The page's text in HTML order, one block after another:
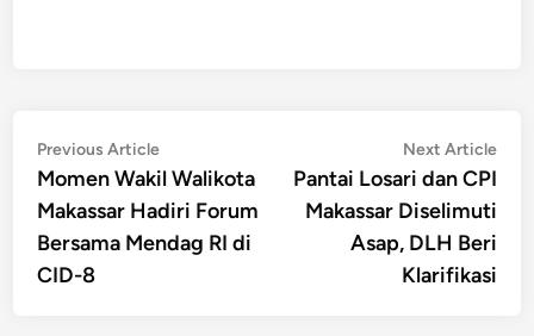
Post
navigation
Previous ArticlePrevious
article:
Momen Wakil Walikota
Makassar Hadiri Forum
Bersama Mendag RI di
CID-8
Next Article
Pantai Losari dan CPI
Makassar Diselimuti
Asap, DLH Beri
Klarifikasi